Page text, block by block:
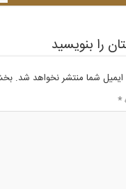
را بنویسید
ایمیل شما منتشر نخواهد شد.
*